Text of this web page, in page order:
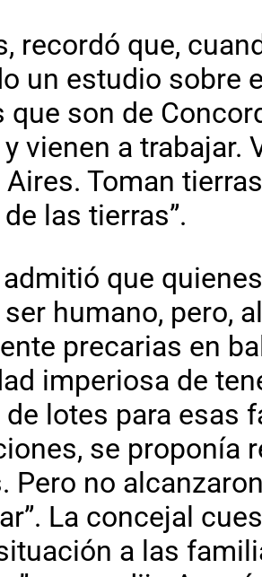
recordó que,
un estudio sobre
son de
vienen a trabajar.
Aires. Toman
las tierras”.
que
ser humano, pero,
precarias en
imperiosa de
lotes para esas
se proponía
Pero no
La concejal
a las